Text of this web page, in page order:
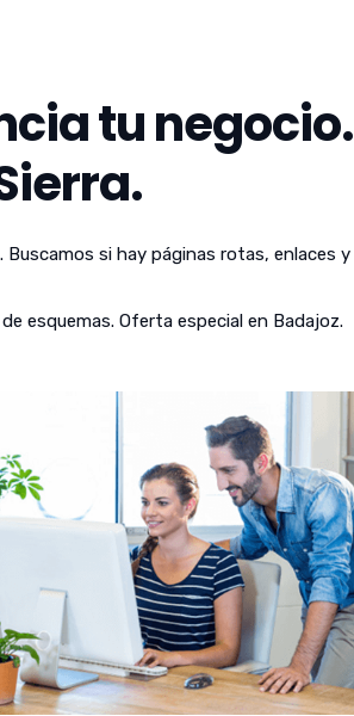
tu negocio.
si hay páginas rotas, enlaces y
esquemas. Oferta especial en Badajoz.